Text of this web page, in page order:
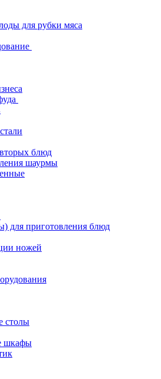
для рубки мяса
блюд
шаурмы
для приготовления блюд
ножей
столы
шкафы